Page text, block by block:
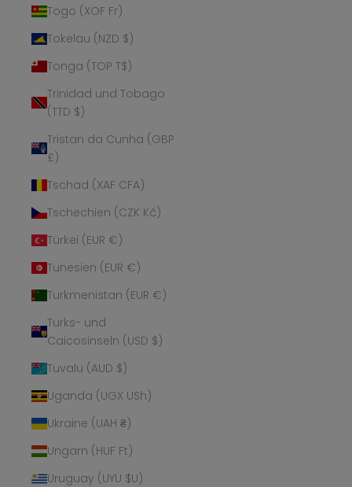
Togo (XOF Fr)
Tokelau (NZD $)
Tonga (TOP T$)
Trinidad und Tobago
(TTD $)
Tristan da Cunha (GBP
£)
Tschad (XAF CFA)
Tschechien (CZK Kč)
Türkei (EUR €)
Tunesien (EUR €)
Turkmenistan (EUR €)
Turks- und
Caicosinseln (USD $)
Tuvalu (AUD $)
Uganda (UGX USh)
Ukraine (UAH ₴)
Ungarn (HUF Ft)
Uruguay (UYU $U)